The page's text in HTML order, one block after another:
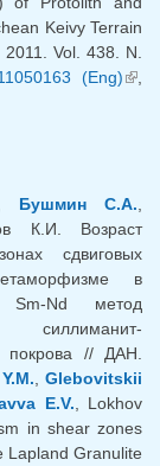
Keivy Terrain
Vol. 438. N.
(Eng)
Бушмин С.А.
К.И. Возраст
сдвиговых
в
Sm-Nd метод
силлиманит-
покрова // ДАН.
,Glebovitskii
E.V. , Lokhov
in shear zones
Lapland Granulite